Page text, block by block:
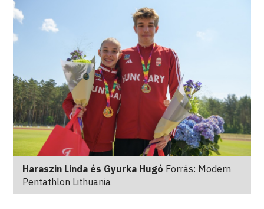
Haraszin Linda és Gyurka Hugó Forrás: Modern
Pentathlon Lithuania